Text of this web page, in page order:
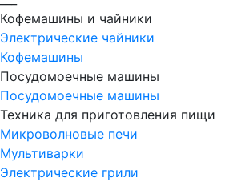
Кофемашины и чайники
Электрические чайники
Кофемашины
Посудомоечные машины
Посудомоечные машины
Техника для приготовления пищи
Микроволновые печи
Мультиварки
Электрические грили